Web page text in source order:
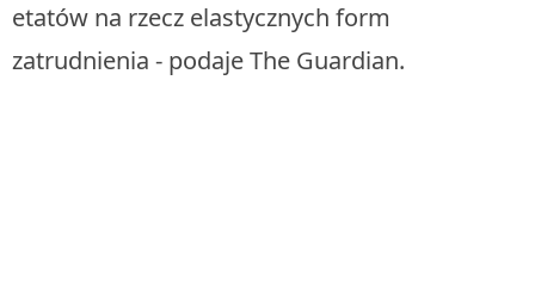
etatów na rzecz elastycznych form
zatrudnienia - podaje The Guardian.